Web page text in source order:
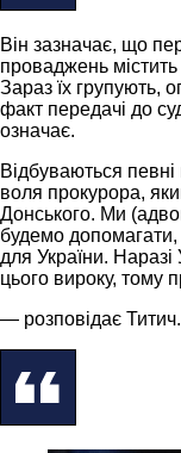
Він зазначає, що
проваджень
Зараз їх групують,
факт передачі до
означає.
Відбуваються
воля прокурора,
Донського. Ми
будемо допомагати,
для України. Наразі
цього вироку, тому
— розповідає Титич.